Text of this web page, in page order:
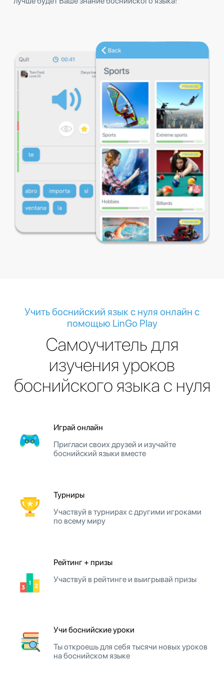
Учить боснийский язык с нуля онлайн с
помощью LinGo Play
Cамоучитель для
изучения уроков
боснийского языка с нуля
Играй онлайн
Пригласи своих друзей и изучайте
боснийский языки вместе
Турниры
Участвуй в турнирах с другими игроками
по всему миру
Рейтинг + призы
Участвуй в рейтинге и выигрывай призы
Учи боснийские уроки
Ты откроешь для себя тысячи новых уроков
на боснийском языке